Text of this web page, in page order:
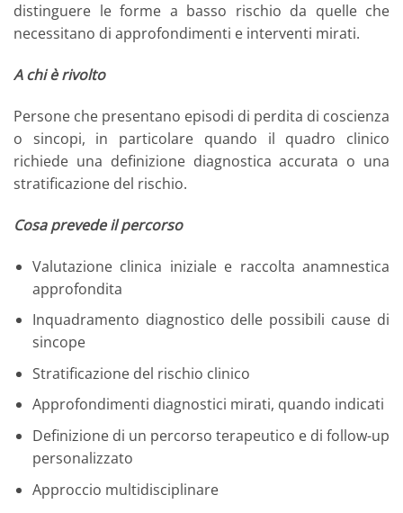
distinguere le forme a basso rischio da quelle che
necessitano di approfondimenti e interventi mirati.
A chi è rivolto
Persone che presentano episodi di perdita di coscienza
o sincopi, in particolare quando il quadro clinico
richiede una definizione diagnostica accurata o una
stratificazione del rischio.
Cosa prevede il percorso
Valutazione clinica iniziale e raccolta anamnestica
approfondita
Inquadramento diagnostico delle possibili cause di
sincope
Stratificazione del rischio clinico
Approfondimenti diagnostici mirati, quando indicati
Definizione di un percorso terapeutico e di follow-up
personalizzato
Approccio multidisciplinare